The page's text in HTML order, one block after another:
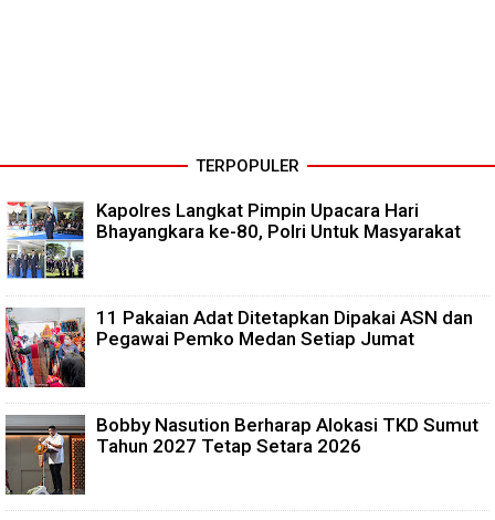
TERPOPULER
Kapolres Langkat Pimpin Upacara Hari
Bhayangkara ke-80, Polri Untuk Masyarakat
11 Pakaian Adat Ditetapkan Dipakai ASN dan
Pegawai Pemko Medan Setiap Jumat
Bobby Nasution Berharap Alokasi TKD Sumut
Tahun 2027 Tetap Setara 2026